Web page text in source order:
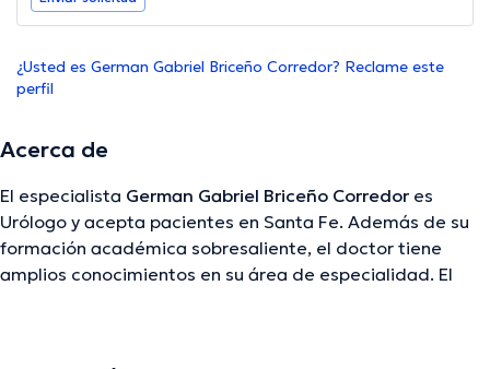
¿Usted es German Gabriel Briceño Corredor? Reclame este
perfil
Acerca de
El especialista German Gabriel Briceño Corredor es
Urólogo y acepta pacientes en Santa Fe. Además de su
formación académica sobresaliente, el doctor tiene
amplios conocimientos en su área de especialidad. El